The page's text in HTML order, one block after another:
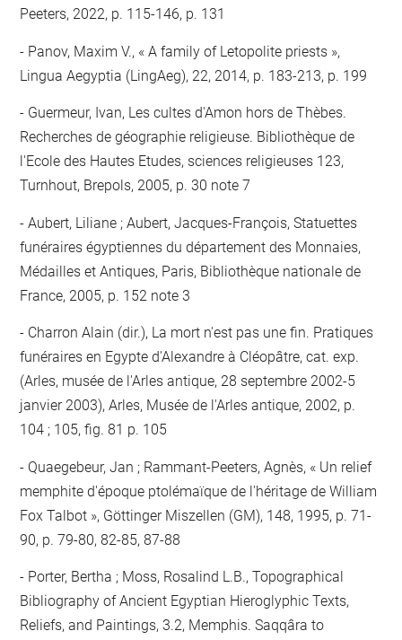
Peeters, 2022, p. 115-146, p. 131
Panov, Maxim V., « A family of Letopolite priests »,
Lingua Aegyptia (LingAeg), 22, 2014, p. 183-213, p. 199
Guermeur, Ivan, Les cultes d'Amon hors de Thèbes.
Recherches de géographie religieuse. Bibliothèque de
l'Ecole des Hautes Etudes, sciences religieuses 123,
Turnhout, Brepols, 2005, p. 30 note 7
Aubert, Liliane ; Aubert, Jacques-François, Statuettes
funéraires égyptiennes du département des Monnaies,
Médailles et Antiques, Paris, Bibliothèque nationale de
France, 2005, p. 152 note 3
Charron Alain (dir.), La mort n'est pas une fin. Pratiques
funéraires en Egypte d'Alexandre à Cléopâtre, cat. exp.
(Arles, musée de l'Arles antique, 28 septembre 2002-5
janvier 2003), Arles, Musée de l'Arles antique, 2002, p.
104 ; 105, fig. 81 p. 105
Quaegebeur, Jan ; Rammant-Peeters, Agnès, « Un relief
memphite d'époque ptolémaïque de l'héritage de William
Fox Talbot », Göttinger Miszellen (GM), 148, 1995, p. 71-
90, p. 79-80, 82-85, 87-88
Porter, Bertha ; Moss, Rosalind L.B., Topographical
Bibliography of Ancient Egyptian Hieroglyphic Texts,
Reliefs, and Paintings, 3.2, Memphis. Saqqâra to